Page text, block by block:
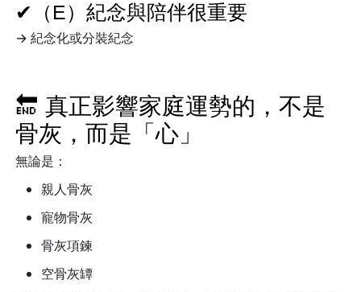
✔（E）紀念與陪伴很重要
→ 紀念化或分裝紀念
🔚 真正影響家庭運勢的，不是
骨灰，而是「心」
無論是：
親人骨灰
寵物骨灰
骨灰項鍊
空骨灰罈